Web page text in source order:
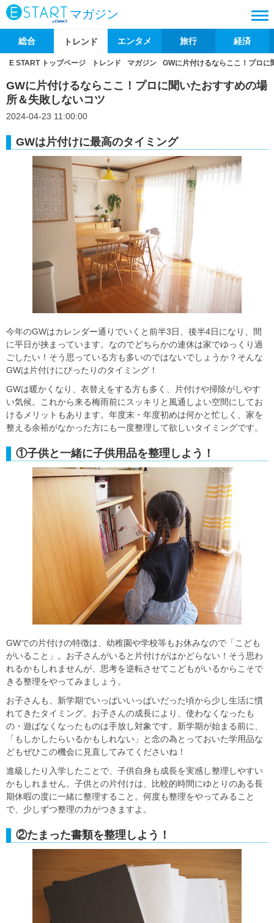
マガジン
総合 トレンド エンタメ 旅行 経済
E START トップページ トレンド マガジン GWに片付けるならここ！プロ
GWに片付けるならここ！プロに聞いたおすすめの場
所＆失敗しないコツ
2024-04-23 11:00:00
GWは片付けに最高のタイミング
今年のGWはカレンダー通りでいくと前半3日、後半4日になり、間
に平日が挟まっています。なのでどちらかの連休は家でゆっくり過
ごしたい！そう思っている方も多いのではないでしょうか？そんな
GWは片付けにぴったりのタイミング！
GWは暖かくなり、衣替えをする方も多く、片付けや掃除がしやす
い気候。これから来る梅雨前にスッキリと風通しよい空間にしてお
けるメリットもあります。年度末・年度初めは何かと忙しく、家を
整える余裕がなかった方にも一度整理して欲しいタイミングです。
①子供と一緒に子供用品を整理しよう！
GWでの片付けの特徴は、幼稚園や学校等もお休みなので「こども
がいること」。お子さんがいると片付けがはかどらない！そう思わ
れるかもしれませんが、思考を逆転させてこどもがいるからこそで
きる整理をやってみましょう。
お子さんも、新学期でいっぱいいっぱいだった頃から少し生活に慣
れてきたタイミング。お子さんの成長により、使わなくなったも
の・遊ばなくなったものは手放し対象です。新学期が始まる前に、
「もしかしたらいるかもしれない」と念の為とっておいた学用品な
どもぜひこの機会に見直してみてくださいね！
進級したり入学したことで、子供自身も成長を実感し整理しやすい
かもしれません。子供との片付けは、比較的時間にゆとりのある長
期休暇の度に一緒に整理すること。何度も整理をやってみること
で、少しずつ整理の力がつきますよ。
②たまった書類を整理しよう！